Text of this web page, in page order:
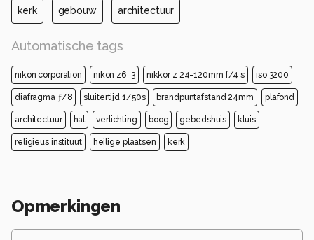
kerk gebouw architectuur
Automatische tags
nikon corporation nikon z6_3 nikkor z 24-120mm f/4 s iso 3200
diafragma ƒ/8 sluitertijd 1/50s brandpuntafstand 24mm plafond
architectuur hal verlichting boog gebedshuis kluis
religieus instituut heilige plaatsen kerk
Opmerkingen